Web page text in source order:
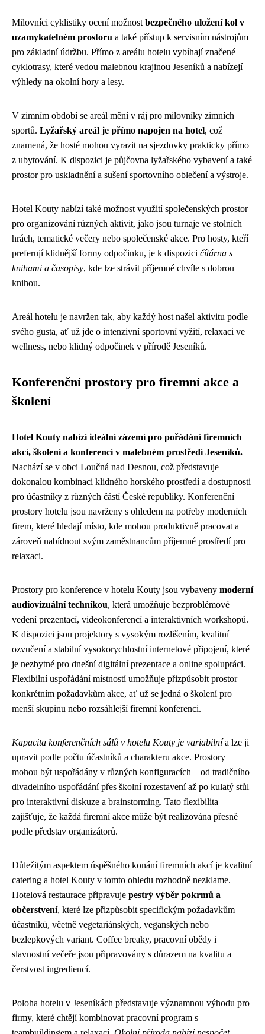
Milovníci cyklistiky ocení možnost bezpečného uložení kol v
uzamykatelném prostoru a také přístup k servisním nástrojům
pro základní údržbu. Přímo z areálu hotelu vybíhají značené
cyklotrasy, které vedou malebnou krajinou Jeseníků a nabízejí
výhledy na okolní hory a lesy.
V zimním období se areál mění v ráj pro milovníky zimních
sportů. Lyžařský areál je přímo napojen na hotel, což
znamená, že hosté mohou vyrazit na sjezdovky prakticky přímo
z ubytování. K dispozici je půjčovna lyžařského vybavení a také
prostor pro uskladnění a sušení sportovního oblečení a výstroje.
Hotel Kouty nabízí také možnost využití společenských prostor
pro organizování různých aktivit, jako jsou turnaje ve stolních
hrách, tematické večery nebo společenské akce. Pro hosty, kteří
preferují klidnější formy odpočinku, je k dispozici čítárna s
knihami a časopisy, kde lze strávit příjemné chvíle s dobrou
knihou.
Areál hotelu je navržen tak, aby každý host našel aktivitu podle
svého gusta, ať už jde o intenzivní sportovní vyžití, relaxaci ve
wellness, nebo klidný odpočinek v přírodě Jeseníků.
Konferenční prostory pro firemní akce a
školení
Hotel Kouty nabízí ideální zázemí pro pořádání firemních
akcí, školení a konferencí v malebném prostředí Jeseníků.
Nachází se v obci Loučná nad Desnou, což představuje
dokonalou kombinaci klidného horského prostředí a dostupnosti
pro účastníky z různých částí České republiky. Konferenční
prostory hotelu jsou navrženy s ohledem na potřeby moderních
firem, které hledají místo, kde mohou produktivně pracovat a
zároveň nabídnout svým zaměstnancům příjemné prostředí pro
relaxaci.
Prostory pro konference v hotelu Kouty jsou vybaveny moderní
audiovizuální technikou, která umožňuje bezproblémové
vedení prezentací, videokonferencí a interaktivních workshopů.
K dispozici jsou projektory s vysokým rozlišením, kvalitní
ozvučení a stabilní vysokorychlostní internetové připojení, které
je nezbytné pro dnešní digitální prezentace a online spolupráci.
Flexibilní uspořádání místností umožňuje přizpůsobit prostor
konkrétním požadavkům akce, ať už se jedná o školení pro
menší skupinu nebo rozsáhlejší firemní konferenci.
Kapacita konferenčních sálů v hotelu Kouty je variabilnía lze ji
upravit podle počtu účastníků a charakteru akce. Prostory
mohou být uspořádány v různých konfiguracích – od tradičního
divadelního uspořádání přes školní rozestavení až po kulatý stůl
pro interaktivní diskuze a brainstorming. Tato flexibilita
zajišťuje, že každá firemní akce může být realizována přesně
podle představ organizátorů.
Důležitým aspektem úspěšného konání firemních akcí je kvalitní
catering a hotel Kouty v tomto ohledu rozhodně nezklame.
Hotelová restaurace připravuje pestrý výběr pokrmů a
občerstvení, které lze přizpůsobit specifickým požadavkům
účastníků, včetně vegetariánských, veganských nebo
bezlepkových variant. Coffee breaky, pracovní obědy i
slavnostní večeře jsou připravovány s důrazem na kvalitu a
čerstvost ingrediencí.
Poloha hotelu v Jeseníkách představuje významnou výhodu pro
firmy, které chtějí kombinovat pracovní program s